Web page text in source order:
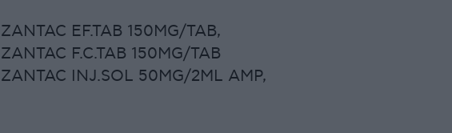
ZANTAC EF.TAB 150MG/TAB,
ZANTAC F.C.TAB 150MG/TAB
ZANTAC INJ.SOL 50MG/2ML AMP,